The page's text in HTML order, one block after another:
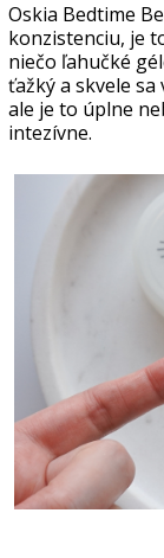
Oskia Bedtime
konzistenciu, je
niečo ľahučké
ťažký a skvele
ale je to úplne
intezívne.